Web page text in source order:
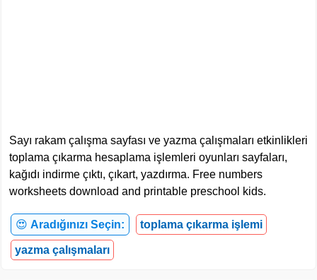
Sayı rakam çalışma sayfası ve yazma çalışmaları etkinlikleri
toplama çıkarma hesaplama işlemleri oyunları sayfaları,
kağıdı indirme çıktı, çıkart, yazdırma. Free numbers
worksheets download and printable preschool kids.
😍 Aradığınızı Seçin: toplama çıkarma işlemi
yazma çalışmaları